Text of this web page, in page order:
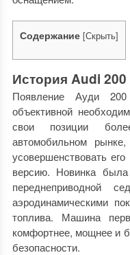
Содержание [Скрыть]
История Audi 200
Появление Ауди
объективной
свои позиции
автомобильном
усовершенствовать
версию. Новинка
переднеприводной
аэродинамическими
топлива. Машина
комфортнее, мощнее и
безопасности.